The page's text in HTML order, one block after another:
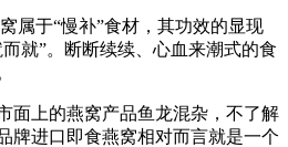
属于“慢补”食材，其功效的显现
就”。断断续续、心血来潮式的食
面上的燕窝产品鱼龙混杂，不了解
牌进口即食燕窝相对而言就是一个